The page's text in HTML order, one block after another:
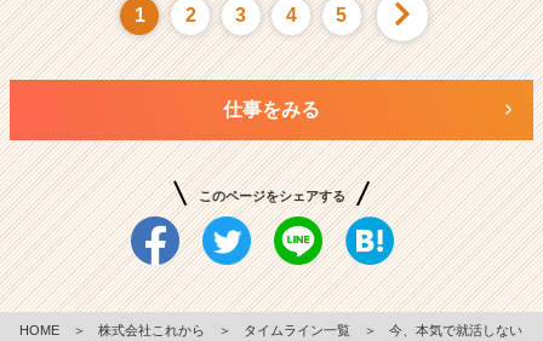
1 2 3 4 5
仕事をみる
このページをシェアする
HOME ＞ 株式会社これから ＞ タイムライン一覧 ＞
今、本気で就活しない